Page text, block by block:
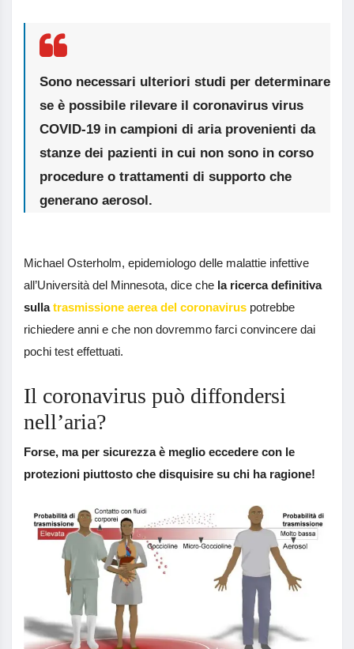
Sono necessari ulteriori studi per determinare
se è possibile rilevare il coronavirus virus
COVID-19 in campioni di aria provenienti da
stanze dei pazienti in cui non sono in corso
procedure o trattamenti di supporto che
generano aerosol.
Michael Osterholm, epidemiologo delle malattie infettive
all’Università del Minnesota, dice che la ricerca definitiva
sullatrasmissione aerea del coronavirus potrebbe
richiedere anni e che non dovremmo farci convincere dai
pochi test effettuati.
Il coronavirus può diffondersi
nell’aria?
Forse, ma per sicurezza è meglio eccedere con le
protezioni piuttosto che disquisire su chi ha ragione!